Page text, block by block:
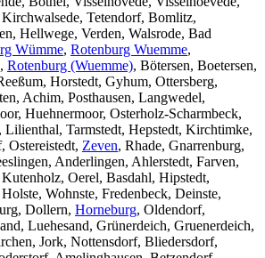
Tetendorf, Bomlitz,
Hellwege, Verden, Walsrode, Bad
Wümme, Rotenburg Wuemme,
, Rotenburg (Wuemme), Bötersen, Boetersen,
Horstedt, Gyhum, Ottersberg,
Achim, Posthausen, Langwedel,
Huehnermoor, Osterholz-Scharmbeck,
Lilienthal, Tarmstedt, Hepstedt, Kirchtimke,
Ostereistedt, Zeven, Rhade, Gnarrenburg,
Anderlingen, Ahlerstedt, Farven,
Oerel, Basdahl, Hipstedt,
Wohnste, Fredenbeck, Deinste,
Dollern, Horneburg, Oldendorf,
Luehesand, Grünerdeich, Gruenerdeich,
Jork, Nottensdorf, Bliedersdorf,